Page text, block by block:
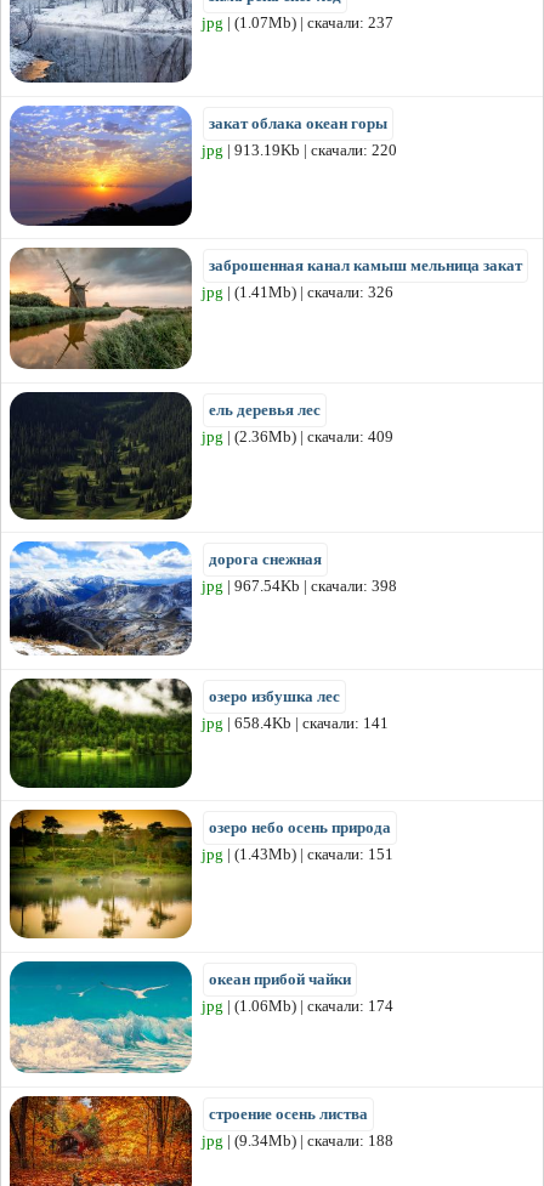
jpg | (1.07Mb) | скачали: 237
закат облака океан горы
jpg | 913.19Kb | скачали: 220
заброшенная канал камыш мельница закат
jpg | (1.41Mb) | скачали: 326
ель деревья лес
jpg | (2.36Mb) | скачали: 409
дорога снежная
jpg | 967.54Kb | скачали: 398
озеро избушка лес
jpg | 658.4Kb | скачали: 141
озеро небо осень природа
jpg | (1.43Mb) | скачали: 151
океан прибой чайки
jpg | (1.06Mb) | скачали: 174
строение осень листва
jpg | (9.34Mb) | скачали: 188